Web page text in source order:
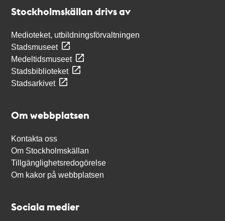
Stockholmskällan drivs av
Medioteket, utbildningsförvaltningen
Stadsmuseet
Medeltidsmuseet
Stadsbiblioteket
Stadsarkivet
Om webbplatsen
Kontakta oss
Om Stockholmskällan
Tillgänglighetsredogörelse
Om kakor på webbplatsen
Sociala medier